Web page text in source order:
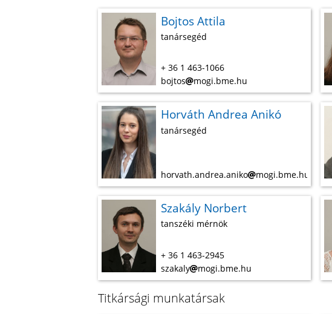
Bojtos Attila
tanársegéd
+ 36 1 463-1066
bojtos
mogi.bme.hu
Horváth Andrea Anikó
tanársegéd
horvath.andrea.aniko mogi.bme.hu
Szakály Norbert
tanszéki mérnök
+ 36 1 463-2945
szakaly
mogi.bme.hu
Titkársági munkatársak